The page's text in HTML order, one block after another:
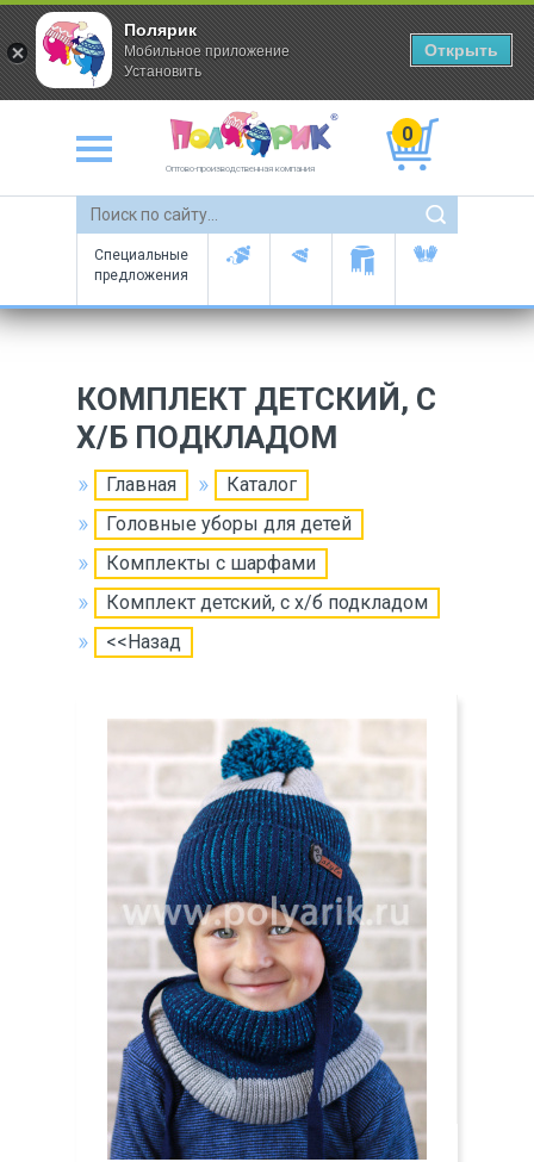
Оптово-производственная компания
0
Специальные
предложения
КОМПЛЕКТ ДЕТСКИЙ, С
Х/Б ПОДКЛАДОМ
Главная
Каталог
Головные уборы для детей
Комплекты с шарфами
Комплект детский, с х/б подкладом
<<Назад
Полярик
Мобильное приложение
Установить
Открыть